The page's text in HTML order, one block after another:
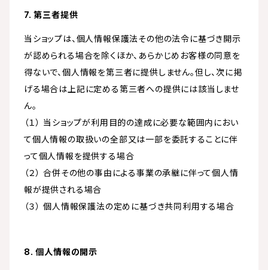
7. 第三者提供
当ショップは、個人情報保護法その他の法令に基づき開示
が認められる場合を除くほか、あらかじめお客様の同意を
得ないで、個人情報を第三者に提供しません。但し、次に掲
げる場合は上記に定める第三者への提供には該当しませ
ん。
（１） 当ショップが利用目的の達成に必要な範囲内におい
て個人情報の取扱いの全部又は一部を委託することに伴
って個人情報を提供する場合
（２） 合併その他の事由による事業の承継に伴って個人情
報が提供される場合
（３） 個人情報保護法の定めに基づき共同利用する場合
8. 個人情報の開示